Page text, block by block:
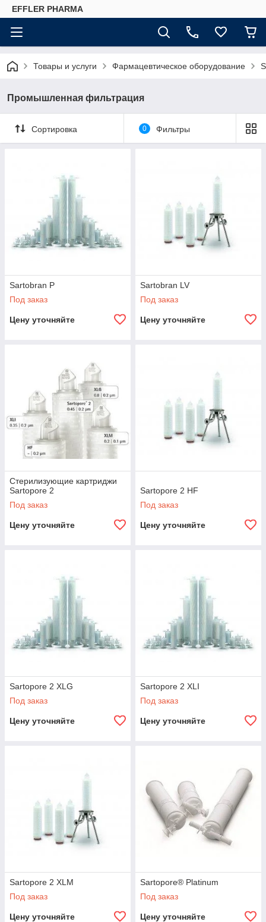
EFFLER PHARMA
Товары и услуги Фармацевтическое оборудование
Промышленная фильтрация
Сортировка 0 Фильтры
Sartobran P
Под заказ
Цену уточняйте
Sartobran LV
Под заказ
Цену уточняйте
Стерилизующие картриджи
Sartopore 2
Под заказ
Цену уточняйте
Sartopore 2 HF
Под заказ
Цену уточняйте
Sartopore 2 XLG
Под заказ
Цену уточняйте
Sartopore 2 XLI
Под заказ
Цену уточняйте
Sartopore 2 XLM
Под заказ
Цену уточняйте
Sartopore® Platinum
Под заказ
Цену уточняйте